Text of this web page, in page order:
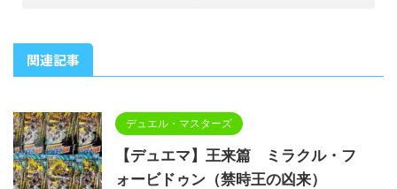
関連記事
デュエル・マスターズ
【デュエマ】王来篇 ミラクル・フ
ォービドゥン（禁時王の凶来）